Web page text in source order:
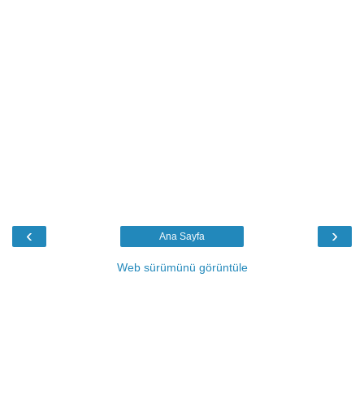
‹ ›
Ana Sayfa
Web sürümünü görüntüle